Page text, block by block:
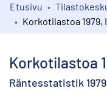
Kokoelmat
Etusivu
Korkotilastoa
Räntesstatistik